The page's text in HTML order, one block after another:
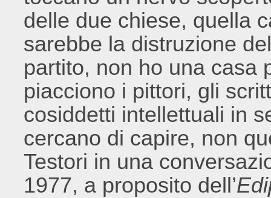
delle due chiese, quella
sarebbe la distruzione
partito, non ho una casa
piacciono i pittori, gli
cosiddetti intellettuali in
cercano di capire, non
Testori in una
1977, a proposito dell’